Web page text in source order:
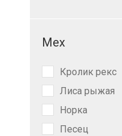
Мех
Кролик рекс
Лиса рыжая
Норка
Песец